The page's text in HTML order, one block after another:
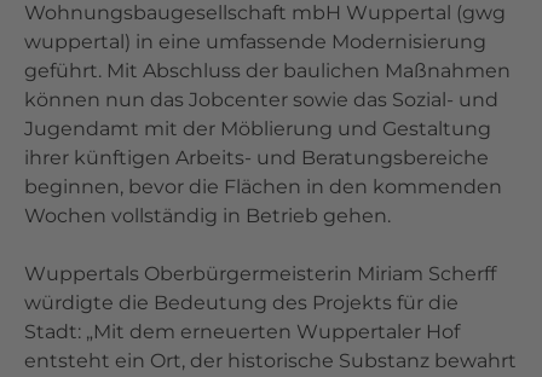
Wohnungsbaugesellschaft mbH Wuppertal (gwg
wuppertal) in eine umfassende Modernisierung
geführt. Mit Abschluss der baulichen Maßnahmen
können nun das Jobcenter sowie das Sozial- und
Jugendamt mit der Möblierung und Gestaltung
ihrer künftigen Arbeits- und Beratungsbereiche
beginnen, bevor die Flächen in den kommenden
Wochen vollständig in Betrieb gehen.
Wuppertals Oberbürgermeisterin Miriam Scherff
würdigte die Bedeutung des Projekts für die
Stadt: „Mit dem erneuerten Wuppertaler Hof
entsteht ein Ort, der historische Substanz bewahrt